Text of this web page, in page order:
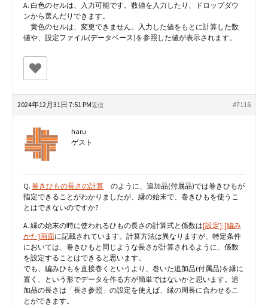
A. 白色のセルは、入力可能です。数値を入力したり、ドロップダウ
ンから選んだりできます。
黄色のセルは、変更できません。入力した値をもとに計算した数
値や、設定ファイル(データベース)を参照した値が表示されます。
2024年12月31日 7:51 PM #7116
返信
haru
ゲスト
Q. 巻きひもの長さの計算 のように、追加品(付属品)では巻きひもが
指定できることがわかりましたが、縁の始末で、巻きひもを使うこ
とはできないのですか?
A. 縁の始末の時に使われるひもの長さの計算式と係数は[設定]-[編み
かた]画面に記載されています。計算方法は異なりますが、特定条件
においては、巻きひもと同じような長さが計算されるように、係数
を設定することはできると思います。
でも、編みひもを直接巻くというより、巻いた追加品(付属品)を縁に
置く、という形でデータを作る方が簡単ではないかと思います。追
加品の長さは「長さ参照」の設定を使えば、縁の周長に合わせるこ
とができます。